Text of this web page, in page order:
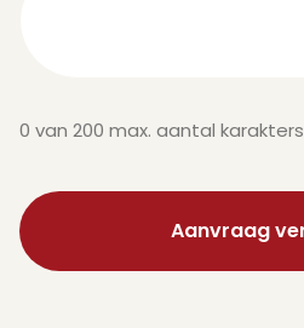
0 van 200 max. aantal karakters